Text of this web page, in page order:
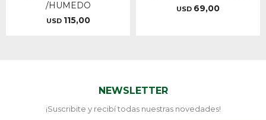
/HUMEDO
USD 115,00
USD 69,00
NEWSLETTER
¡Suscribite y recibí todas nuestras novedades!